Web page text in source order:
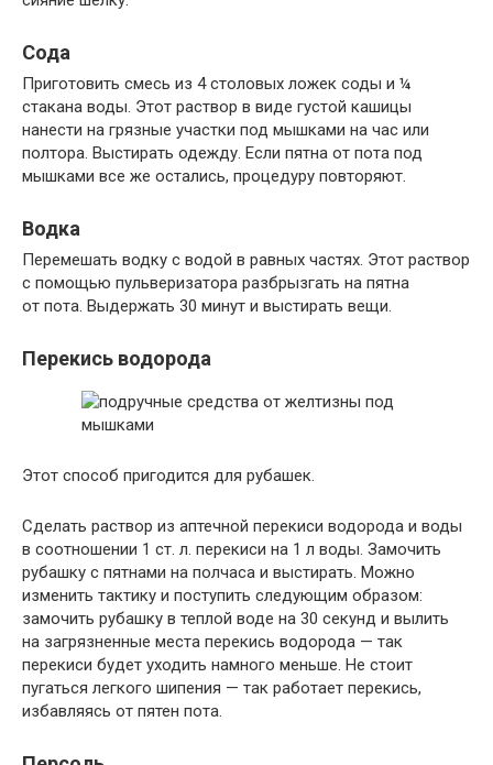
Сода
Приготовить смесь из 4 столовых ложек соды и ¼
стакана воды. Этот раствор в виде густой кашицы
нанести на грязные участки под мышками на час или
полтора. Выстирать одежду. Если пятна от пота под
мышками все же остались, процедуру повторяют.
Водка
Перемешать водку с водой в равных частях. Этот раствор
с помощью пульверизатора разбрызгать на пятна
от пота. Выдержать 30 минут и выстирать вещи.
Перекись водорода
Этот способ пригодится для рубашек.
Сделать раствор из аптечной перекиси водорода и воды
в соотношении 1 ст. л. перекиси на 1 л воды. Замочить
рубашку с пятнами на полчаса и выстирать. Можно
изменить тактику и поступить следующим образом:
замочить рубашку в теплой воде на 30 секунд и вылить
на загрязненные места перекись водорода — так
перекиси будет уходить намного меньше. Не стоит
пугаться легкого шипения — так работает перекись,
избавляясь от пятен пота.